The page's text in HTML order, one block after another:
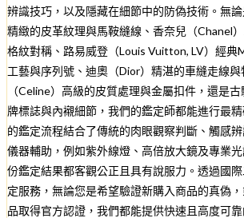
辨識技巧，以及隱藏在細節中的防偽技術。無論
精緻的皮革紋理與馬鞍縫線、香奈兒（Chanel
格紋對稱、路易威登（Louis Vuitton, LV）經典
工藝與序列號、迪奧（Dior）精湛的車縫走線
（Celine）高級的皮質處理與金屬扣件，還是
牌標誌與內襯細節，我們的鑑定師都能進行最
的鑑定流程結合了傳統的肉眼觀察判斷、觸感
儀器輔助，例如紫外線燈、高倍放大鏡及專業
份鑑定結果都客觀公正且具有說服力。透過國
定服務，無論您是希望驗證新購入商品的真偽
品取得官方認證，我們都能提供快速且高度可